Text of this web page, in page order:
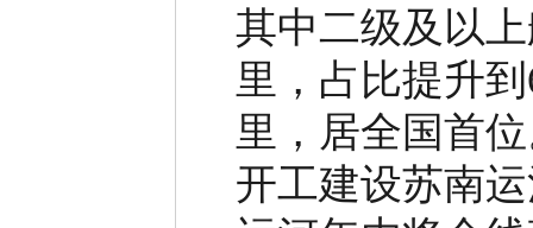
其中二级及以
里，占比提升到
里，居全国首
开工建设苏南